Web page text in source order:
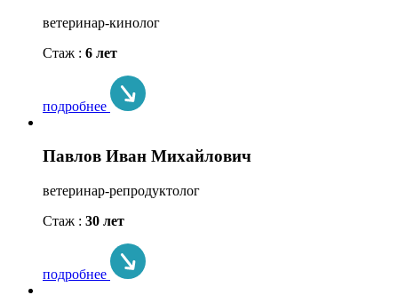
ветеринар-кинолог
Стаж : 6 лет
подробнее
Павлов Иван Михайлович
ветеринар-репродуктолог
Стаж : 30 лет
подробнее